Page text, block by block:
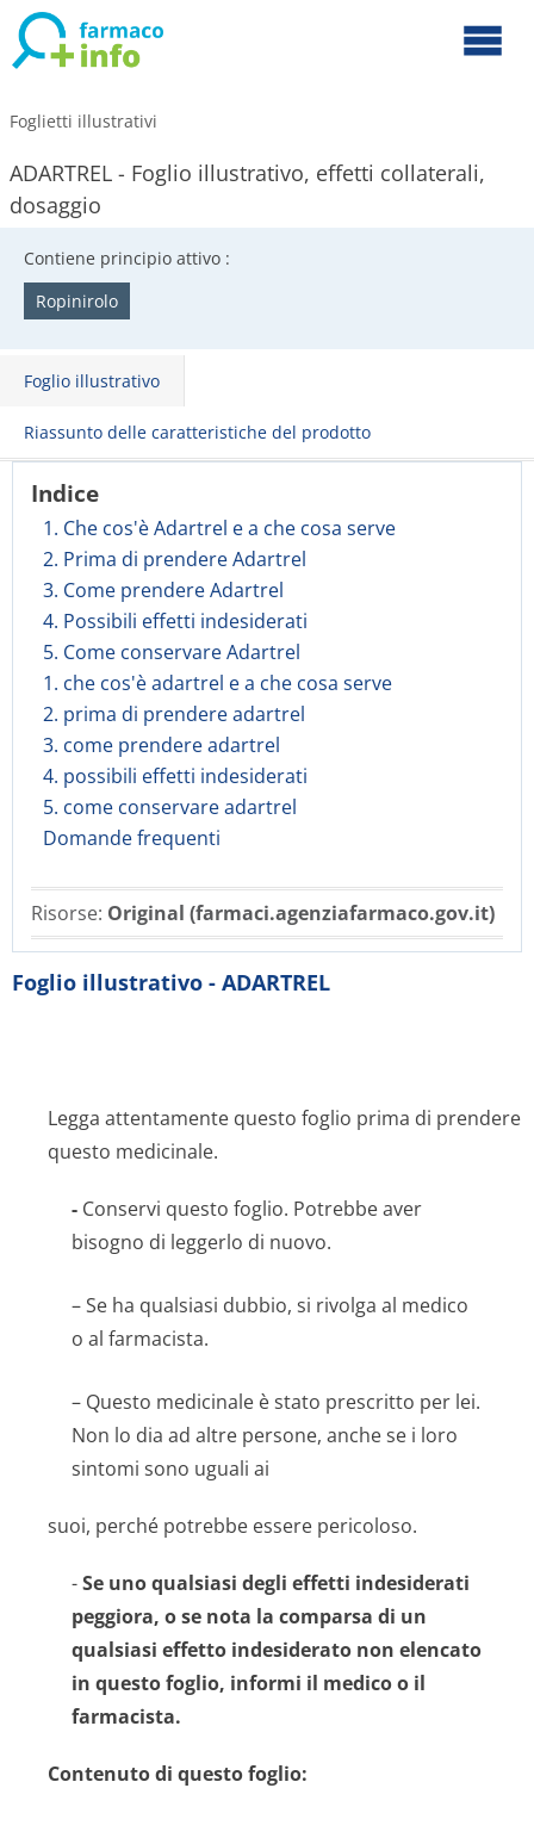
Foglietti illustrativi
ADARTREL - Foglio illustrativo, effetti collaterali,
dosaggio
Contiene principio attivo :
Ropinirolo
Foglio illustrativo
Riassunto delle caratteristiche del prodotto
Indice
1. Che cos'è Adartrel e a che cosa serve
2. Prima di prendere Adartrel
3. Come prendere Adartrel
4. Possibili effetti indesiderati
5. Come conservare Adartrel
1. che cos'è adartrel e a che cosa serve
2. prima di prendere adartrel
3. come prendere adartrel
4. possibili effetti indesiderati
5. come conservare adartrel
Domande frequenti
Risorse: Original (farmaci.agenziafarmaco.gov.it)
Foglio illustrativo - ADARTREL
Legga attentamente questo foglio prima di prendere
questo medicinale.
- Conservi questo foglio. Potrebbe aver
bisogno di leggerlo di nuovo.
– Se ha qualsiasi dubbio, si rivolga al medico
o al farmacista.
– Questo medicinale è stato prescritto per lei.
Non lo dia ad altre persone, anche se i loro
sintomi sono uguali ai
suoi, perché potrebbe essere pericoloso.
-Se uno qualsiasi degli effetti indesiderati
peggiora, o se nota la comparsa di un
qualsiasi effetto indesiderato non elencato
in questo foglio, informi il medico o il
farmacista.
Contenuto di questo foglio: